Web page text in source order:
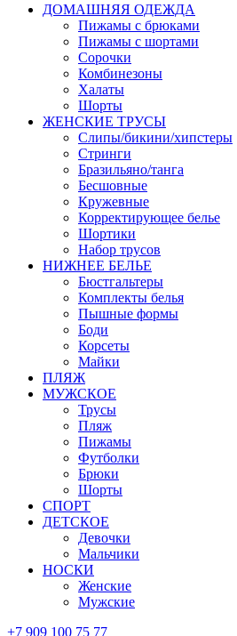
ДОМАШНЯЯ ОДЕЖДА
Пижамы с брюками
Пижамы с шортами
Сорочки
Комбинезоны
Халаты
Шорты
ЖЕНСКИЕ ТРУСЫ
Слипы/бикини/хипстеры
Стринги
Бразильяно/танга
Бесшовные
Кружевные
Корректирующее белье
Шортики
Набор трусов
НИЖНЕЕ БЕЛЬЕ
Бюстгальтеры
Комплекты белья
Пышные формы
Боди
Корсеты
Майки
ПЛЯЖ
МУЖСКОЕ
Трусы
Пляж
Пижамы
Футболки
Брюки
Шорты
СПОРТ
ДЕТСКОЕ
Девочки
Мальчики
НОСКИ
Женские
Мужские
+7 909 100 75 77